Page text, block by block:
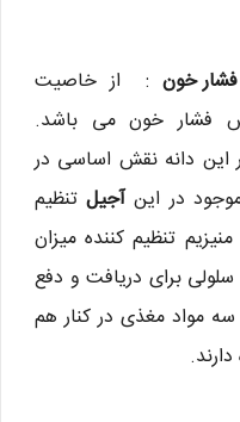
خون : از خاصیت
فشار خون می باشد.
این دانه نقش اساسی در
در اینآجیلتنظیم
تنظیم کننده میزان
سلولی برای دریافت و دفع
مواد مغذی در کنار هم